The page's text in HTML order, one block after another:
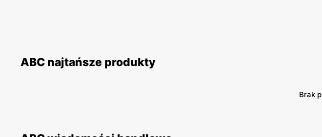
ABC najtańsze produkty
Brak